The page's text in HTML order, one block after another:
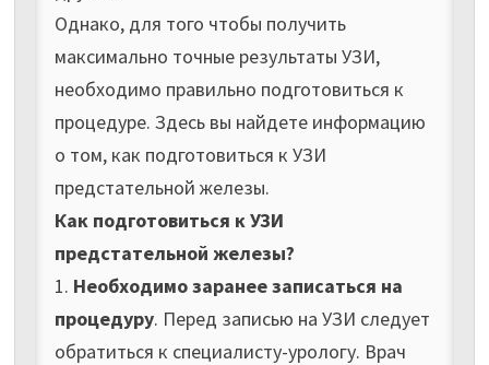
Однако, для того чтобы получить
максимально точные результаты УЗИ,
необходимо правильно подготовиться к
процедуре. Здесь вы найдете информацию
о том, как подготовиться к УЗИ
предстательной железы.
Как подготовиться к УЗИ
предстательной железы?
1. Необходимо заранее записаться на
процедуру. Перед записью на УЗИ следует
обратиться к специалисту-урологу. Врач